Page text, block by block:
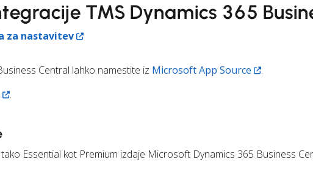
TMS Dynamics 365
za nastavitev
Central lahko namestite iz Microsoft App Source
.
.
Essential kot Premium izdaje Microsoft Dynamics 365 Business